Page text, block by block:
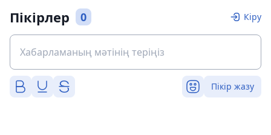
Пікірлер 0 Кіру
Пікір жазу